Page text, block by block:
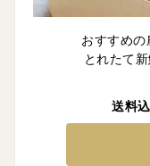
おすすめの
とれたて
送料